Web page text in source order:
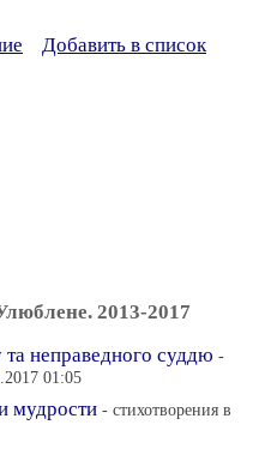
Добавить в список
2013-2017
неправедного суддю -
01:05
мудрости - стихотворения в